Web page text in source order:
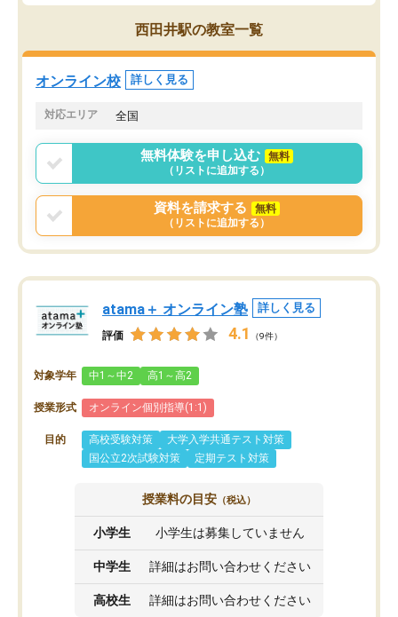
のも重宝しています。
西田井駅の教室一覧
オンライン校 詳しく見る
対応エリア 全国
無料体験を申し込む
無料
（リストに追加する）
資料を請求する
無料
（リストに追加する）
atama＋ オンライン塾 詳しく見る
評価 4.1 （9件）
対象学年 中1～中2 高1～高2
授業形式 オンライン個別指導(1:1)
目的 高校受験対策
大学入学共通テスト対策
国公立2次試験対策
定期テスト対策
授業料の目安 （税込）
小学生 小学生は募集していません
中学生 詳細はお問い合わせください
高校生 詳細はお問い合わせください